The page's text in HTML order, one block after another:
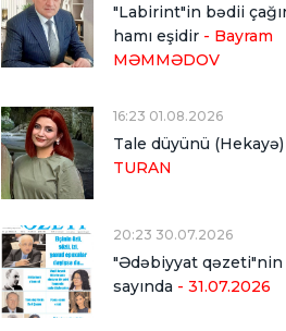
"Labirint"in bədii
hamı eşidir - Bayram
MƏMMƏDOV
16:23 01.08.2026
Tale düyünü (Hekayə)
TURAN
20:23 30.07.2026
"Ədəbiyyat qəzeti"nin
sayında - 31.07.2026